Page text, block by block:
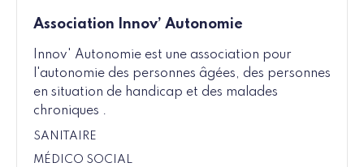
Association Innov’ Autonomie
Innov' Autonomie est une association pour
l'autonomie des personnes âgées, des personnes
en situation de handicap et des malades
chroniques .
SANITAIRE
MÉDICO SOCIAL